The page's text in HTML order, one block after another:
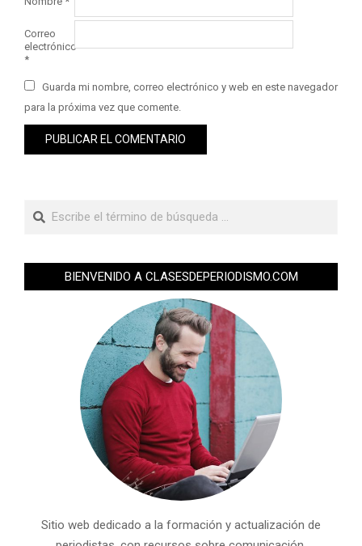
Correo
electrónico
*
Guarda mi nombre, correo electrónico y web en este navegador
para la próxima vez que comente.
BIENVENIDO A CLASESDEPERIODISMO.COM
Sitio web dedicado a la formación y actualización de